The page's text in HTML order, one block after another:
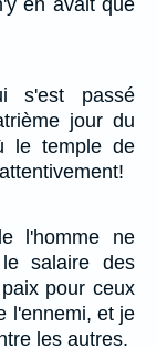
en avait que
s'est passé
jour du
le temple de
l'homme ne
salaire des
pour ceux
l'ennemi, et je
les autres.